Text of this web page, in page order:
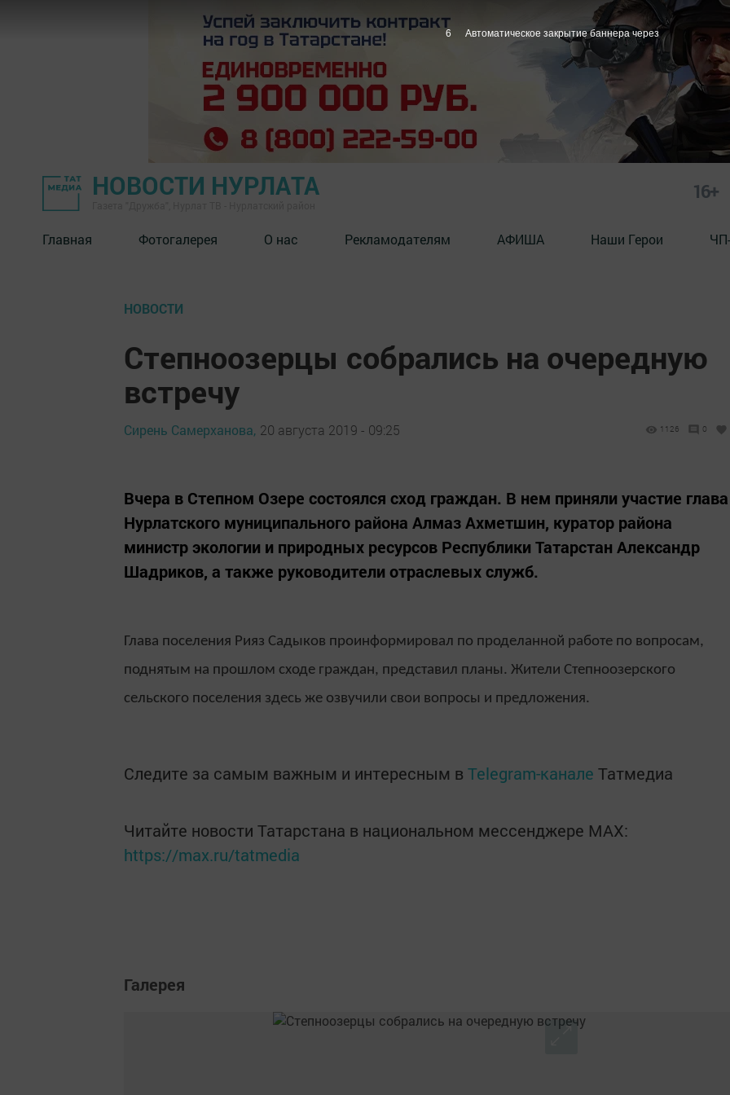
НОВОСТИ НУРЛАТА 16+
Главная Фотогалерея О нас Рекламодателям АФИША Наши Герои
НОВОСТИ
Степноозерцы собрались на очередную
встречу
Сирень Самерханова, 20 августа 2019 - 09:25 1126 0
Вчера в Степном Озере состоялся сход граждан. В нем приняли участие глава
Нурлатского муниципального района Алмаз Ахметшин, куратор района
министр экологии и природных ресурсов Республики Татарстан Александр
Шадриков, а также руководители отраслевых служб.
Глава поселения Рияз Садыков проинформировал по проделанной работе по вопросам,
поднятым на прошлом сходе граждан, представил планы. Жители Степноозерского
сельского поселения здесь же озвучили свои вопросы и предложения.
Следите за самым важным и интересным в Telegram-канале Татмедиа
Читайте новости Татарстана в национальном мессенджере MАХ:
https://max.ru/tatmedia
Галерея
5 Автоматическое закрытие баннера через